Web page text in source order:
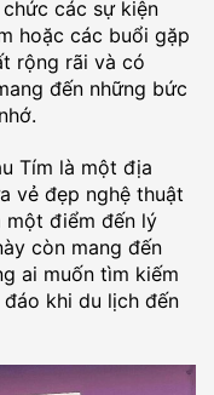
các sự kiện
hoặc các buổi gặp
rộng rãi và có
đến những bức
Tím là một địa
vẻ đẹp nghệ thuật
một điểm đến lý
còn mang đến
ai muốn tìm kiếm
khi du lịch đến